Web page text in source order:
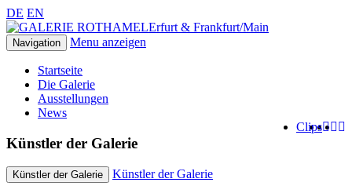
DE EN
Erfurt & Frankfurt/Main
Navigation Menu anzeigen
Startseite
Die Galerie
Ausstellungen
News
Clips
Künstler der Galerie
Künstler der Galerie Künstler der Galerie